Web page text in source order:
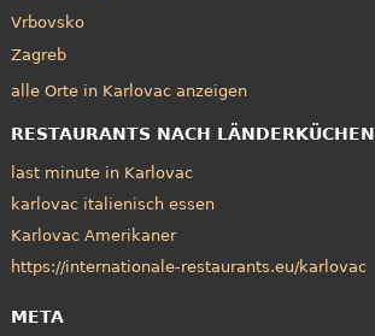
Vrbovsko
Zagreb
alle Orte in Karlovac anzeigen
RESTAURANTS NACH LÄNDERKÜCHEN
last minute in Karlovac
karlovac italienisch essen
Karlovac Amerikaner
https://internationale-restaurants.eu/karlovac
META